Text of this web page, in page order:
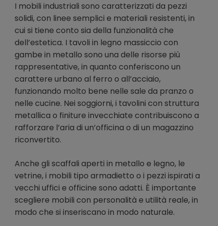
I mobili industriali sono caratterizzati da pezzi
solidi, con linee semplici e materiali resistenti, in
cui si tiene conto sia della funzionalità che
dell’estetica. I tavoli in legno massiccio con
gambe in metallo sono una delle risorse più
rappresentative, in quanto conferiscono un
carattere urbano al ferro o all’acciaio,
funzionando molto bene nelle sale da pranzo o
nelle cucine. Nei soggiorni, i tavolini con struttura
metallica o finiture invecchiate contribuiscono a
rafforzare l’aria di un’officina o di un magazzino
riconvertito.
Anche gli scaffali aperti in metallo e legno, le
vetrine, i mobili tipo armadietto o i pezzi ispirati a
vecchi uffici e officine sono adatti. È importante
scegliere mobili con personalità e utilità reale, in
modo che si inseriscano in modo naturale.